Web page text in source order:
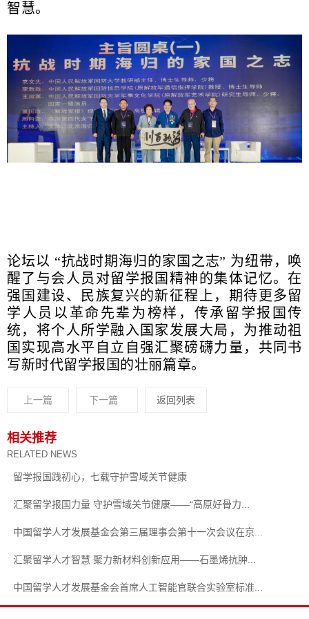
智慧。
论坛以 “抗战时期海归的家国之志” 为纽带，唤
醒了与会人员对留学报国精神的集体记忆。在
强国建设、民族复兴的新征程上，期待更多留
学人员以革命先辈为榜样，传承留学报国传
统，将个人所学融入国家发展大局，为推动祖
国实现高水平自立自强汇聚磅礴力量，共同书
写新时代留学报国的壮丽篇章。
上一篇 下一篇 返回列表
相关推荐
RELATED NEWS
留学报国践初心，七载守护雪域关节健康
汇聚留学报国力量 守护雪域关节健康——“高原好骨力...
中国留学人才发展基金会第三届理事会第十一次会议在京...
汇聚留学人才智慧 聚力新材料创新应用——石墨烯抗肿...
中国留学人才发展基金会首席人工智能官联合实验室标准...